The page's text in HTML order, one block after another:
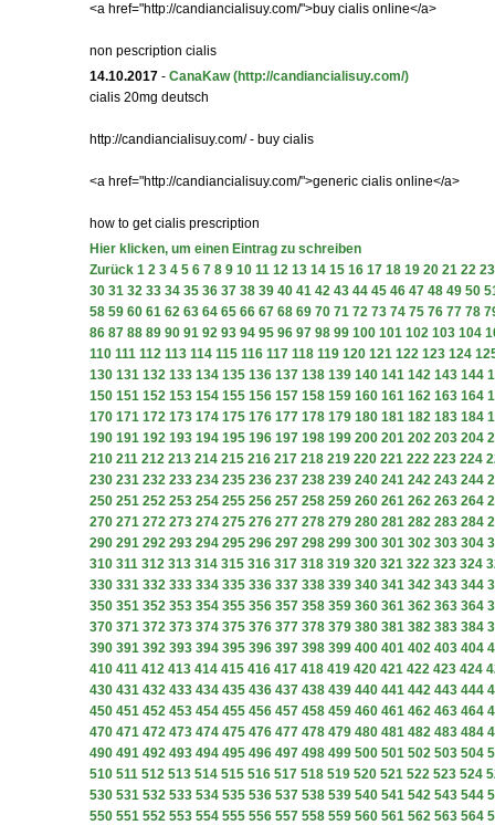
<a href="http://candiancialisuy.com/">buy cialis online</a>
non pescription cialis
14.10.2017 - CanaKaw (http://candiancialisuy.com/)
cialis 20mg deutsch
http://candiancialisuy.com/ - buy cialis
<a href="http://candiancialisuy.com/">generic cialis online</a>
how to get cialis prescription
Hier klicken, um einen Eintrag zu schreiben
Zurück 1 2 3 4 5 6 7 8 9 10 11 12 13 14 15 16 17 18 19 20 21 22 23
30 31 32 33 34 35 36 37 38 39 40 41 42 43 44 45 46 47 48 49 50
58 59 60 61 62 63 64 65 66 67 68 69 70 71 72 73 74 75 76 77 78
86 87 88 89 90 91 92 93 94 95 96 97 98 99 100 101 102 103 104
110 111 112 113 114 115 116 117 118 119 120 121 122 123 124
130 131 132 133 134 135 136 137 138 139 140 141 142 143 144
150 151 152 153 154 155 156 157 158 159 160 161 162 163 164
170 171 172 173 174 175 176 177 178 179 180 181 182 183 184
190 191 192 193 194 195 196 197 198 199 200 201 202 203 204
210 211 212 213 214 215 216 217 218 219 220 221 222 223 224
230 231 232 233 234 235 236 237 238 239 240 241 242 243 244
250 251 252 253 254 255 256 257 258 259 260 261 262 263 264
270 271 272 273 274 275 276 277 278 279 280 281 282 283 284
290 291 292 293 294 295 296 297 298 299 300 301 302 303 304
310 311 312 313 314 315 316 317 318 319 320 321 322 323 324
330 331 332 333 334 335 336 337 338 339 340 341 342 343 344
350 351 352 353 354 355 356 357 358 359 360 361 362 363 364
370 371 372 373 374 375 376 377 378 379 380 381 382 383 384
390 391 392 393 394 395 396 397 398 399 400 401 402 403 404
410 411 412 413 414 415 416 417 418 419 420 421 422 423 424
430 431 432 433 434 435 436 437 438 439 440 441 442 443 444
450 451 452 453 454 455 456 457 458 459 460 461 462 463 464
470 471 472 473 474 475 476 477 478 479 480 481 482 483 484
490 491 492 493 494 495 496 497 498 499 500 501 502 503 504
510 511 512 513 514 515 516 517 518 519 520 521 522 523 524
530 531 532 533 534 535 536 537 538 539 540 541 542 543 544
550 551 552 553 554 555 556 557 558 559 560 561 562 563 564